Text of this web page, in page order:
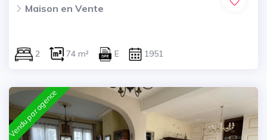
Maison en Vente
2 74 m² E 1951
Vendu par agence